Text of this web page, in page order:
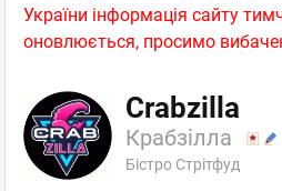
України інформація сайту
оновлюється, просимо
Crabzilla
Крабзілла
Бістро Стрітфуд